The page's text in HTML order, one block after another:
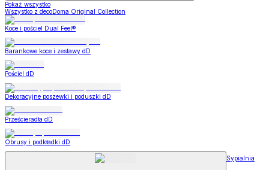
Pokaż wszystko
Wszystko z decoDoma Original Collection
Koce i pościel Dual Feel®
Barankowe koce i zestawy dD
Pościel dD
Dekoracyjne poszewki i poduszki dD
Prześcieradła dD
Obrusy i podkładki dD
Sypialnia